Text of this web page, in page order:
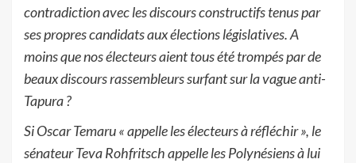
contradiction avec lesdiscours constructifs tenus par
ses propres candidats aux élections législatives. A
moins quenos électeurs aient tous été trompés par de
beaux discours rassembleurs surfant sur la vagueanti-
Tapura ?
Si Oscar Temaru « appelle les électeurs à réfléchir », le
sénateur Teva Rohfritschappelle les Polynésiens à lui